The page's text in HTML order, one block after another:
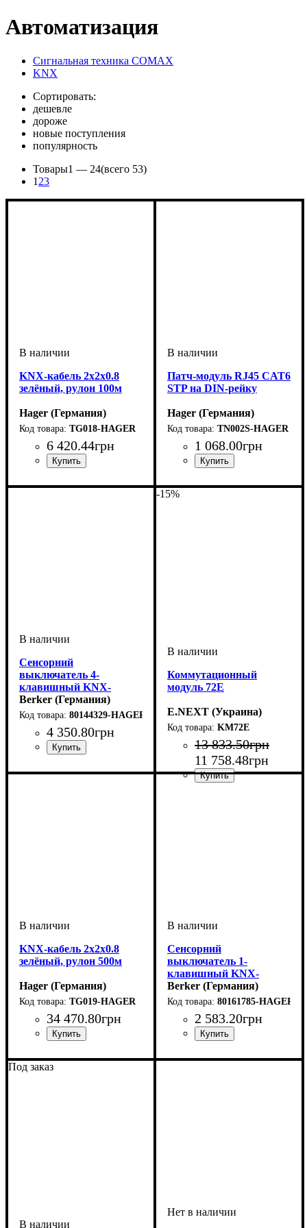
Автоматизация
Сигнальная техника COMAX
KNX
Сортировать:
дешевле
дороже
новые поступления
популярность
Товары1 — 24(всего 53)
1 23
KNX-кабель 2х2х0.8
зелёный, рулон 100м
Hager (Германия)
TG018-HAGER
6 420.44грн
Патч-модуль RJ45 CAT6
STP на DIN-рейку
Hager (Германия)
TN002S-HAGER
1 068.00грн
Сенсорний
выключатель 4-
клавишный KNX-
TP+EASY Q.x полярная
белизна
Berker (Германия)
80144329-HAGER
4 350.80грн
-15%
Коммутационный
модуль 72E
E.NEXT (Украина)
KM72E
13 833.50грн
11 758.48грн
KNX-кабель 2х2х0.8
зелёный, рулон 500м
Hager (Германия)
TG019-HAGER
34 470.80грн
Сенсорний
выключатель 1-
клавишный KNX-
TP+EASY S.1/B.x
алюминь/антрацит
Berker (Германия)
80161785-HAGER
2 583.20грн
Под заказ